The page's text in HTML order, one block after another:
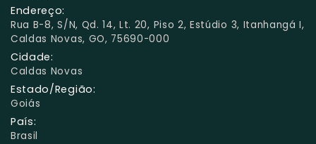
Endereço:
Rua B-8, S/N, Qd. 14, Lt. 20, Piso 2, Estúdio 3, Itanhangá I,
Caldas Novas, GO, 75690-000
Cidade:
Caldas Novas
Estado/Região:
Goiás
País:
Brasil